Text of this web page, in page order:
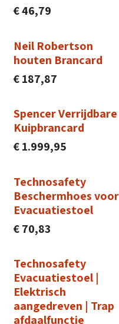
€46,79
Neil Robertson
houten Brancard
€187,87
Spencer Verrijdbare
Kuipbrancard
€1.999,95
Technosafety
Beschermhoes voor
Evacuatiestoel
€70,83
Technosafety
Evacuatiestoel |
Elektrisch
aangedreven | Trap
afdaalfunctie